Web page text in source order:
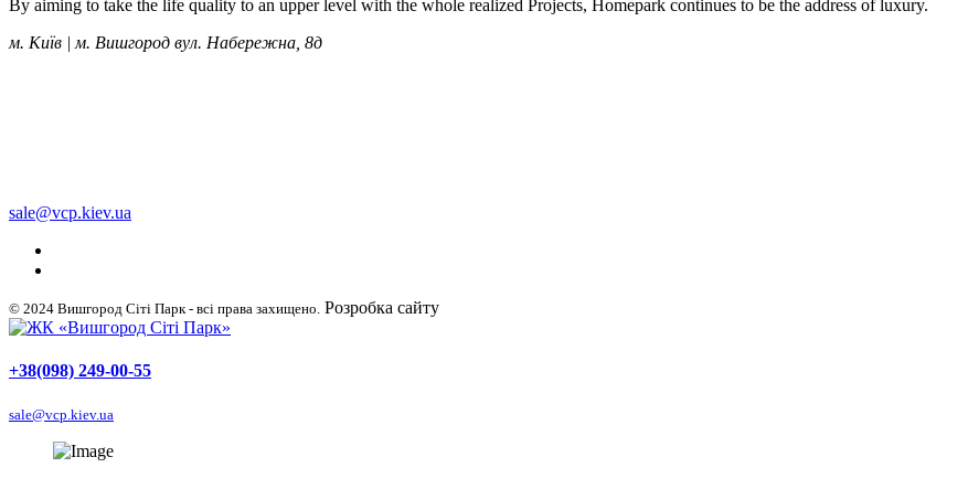
By aiming to take the life quality to an upper level with the whole realized Projects, Homepark continues to be the address of luxury.
м. Київ | м. Вишгород вул. Набережна, 8д
sale@vcp.kiev.ua
© 2024 Вишгород Сіті Парк - всі права захищено. Розробка сайту
+38(098) 249-00-55
sale@vcp.kiev.ua